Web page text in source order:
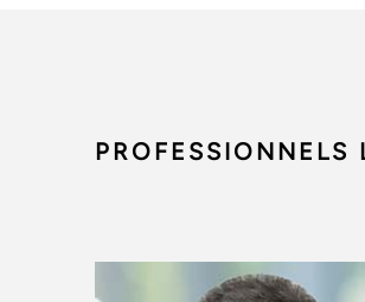
PROFESSIONNELS